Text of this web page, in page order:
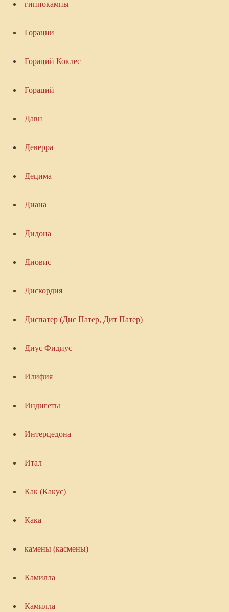
гиппокампы
Горации
Гораций Коклес
Гораций
Давн
Деверра
Децима
Диана
Дидона
Диовис
Дискордия
Диспатер (Дис Патер, Дит Патер)
Диус Фидиус
Илифия
Индигеты
Интерцедона
Итал
Как (Какус)
Кака
камены (касмены)
Камилла
Камилла